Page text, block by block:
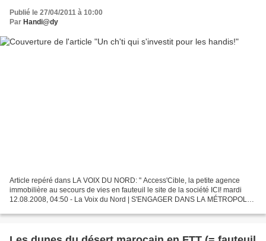
Publié le 27/04/2011 à 10:00
Par Handi@dy
Article repéré dans LA VOIX DU NORD: " Access'Cible, la petite agence
immobilière au secours de vies en fauteuil le site de la société ICI! mardi
12.08.2008, 04:50 - La Voix du Nord | S'ENGAGER DANS LA MÉTROPOLE |